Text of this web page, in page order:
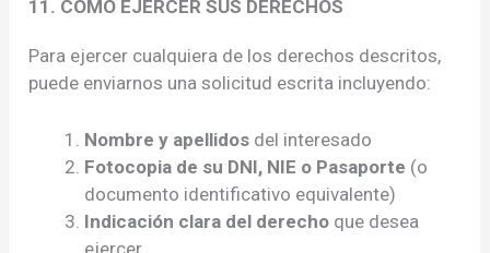
11. CÓMO EJERCER SUS DERECHOS
Para ejercer cualquiera de los derechos descritos,
puede enviarnos una solicitud escrita incluyendo:
Nombre y apellidos del interesado
Fotocopia de su DNI, NIE o Pasaporte (o
documento identificativo equivalente)
Indicación clara del derecho que desea
ejercer